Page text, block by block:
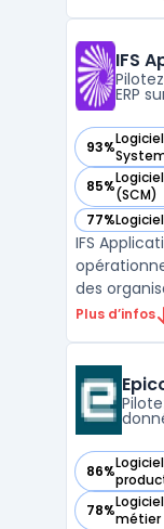
la
IFS
ERP
93%
— voir IFS
85%(SCM)
— voir IFS
77%
— voir IFS
IFS
des
du cycle
des
Plus d’infos
86%
— voir
78%métier
— voir